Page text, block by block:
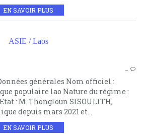
EN SAVOIR PLUS
ASIE / Laos
…
générales Nom officiel :
populaire lao Nature du régime :
: M. Thongloun SISOULITH,
depuis mars 2021 et...
EN SAVOIR PLUS